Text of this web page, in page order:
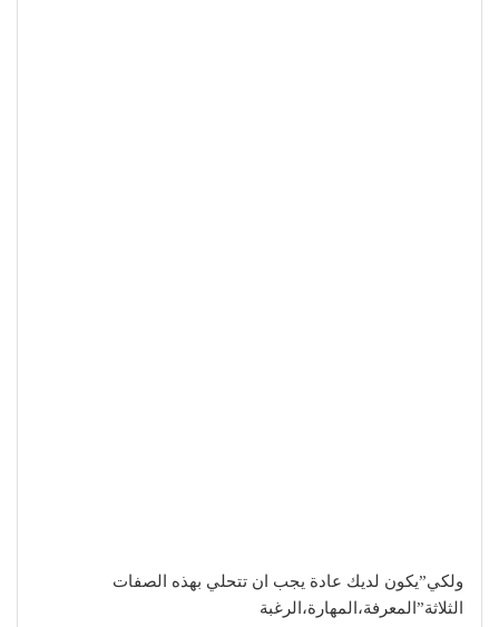
ولكي”يكون لديك عادة يجب ان تتحلي بهذه الصفات
الثلاثة”المعرفة،المهارة،الرغبة